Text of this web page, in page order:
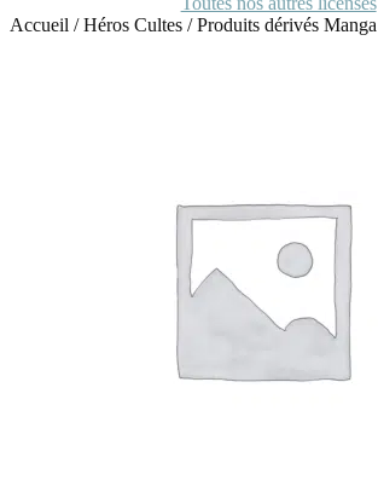
Accueil /Héros Cultes /Produits dérivés Manga